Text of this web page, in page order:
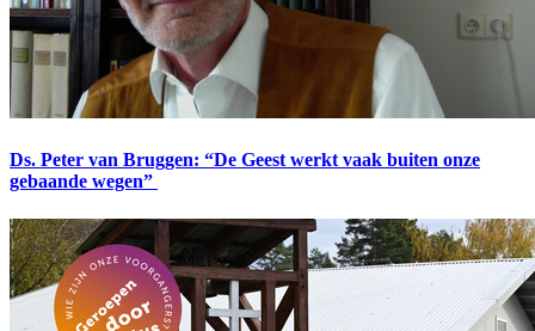
Ds. Peter van Bruggen: “De Geest werkt vaak buiten onze
gebaande wegen”